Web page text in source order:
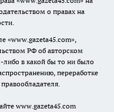
о правах на
«www.gazeta45.com»,
РФ об авторском
в какой бы то ни было
переработке
www.gazeta45.com